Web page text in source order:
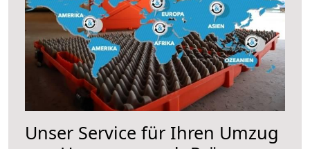
Unser Service für Ihren Umzug